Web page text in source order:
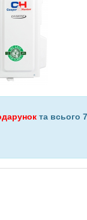
та всього